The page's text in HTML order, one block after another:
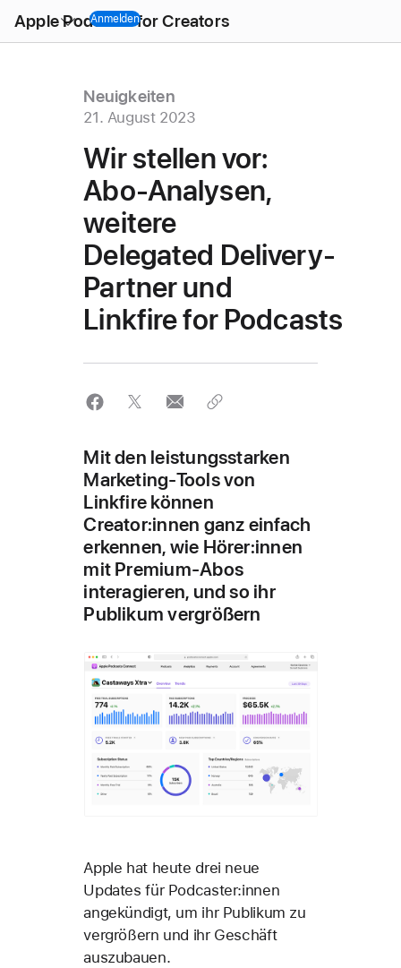
Apple Podcasts for Creators
Menu
Anmelden
Neuigkeiten
21. August 2023
Wir stellen vor:
Abo-Analysen,
weitere
Delegated Delivery-
Partner und
Linkfire for Podcasts
Mit den leistungsstarken
Marketing-Tools von
Linkfire können
Creator:innen ganz einfach
erkennen, wie Hörer:innen
mit Premium-Abos
interagieren, und so ihr
Publikum vergrößern
Apple hat heute drei neue
Updates für Podcaster:innen
angekündigt, um ihr Publikum zu
vergrößern und ihr Geschäft
auszubauen.